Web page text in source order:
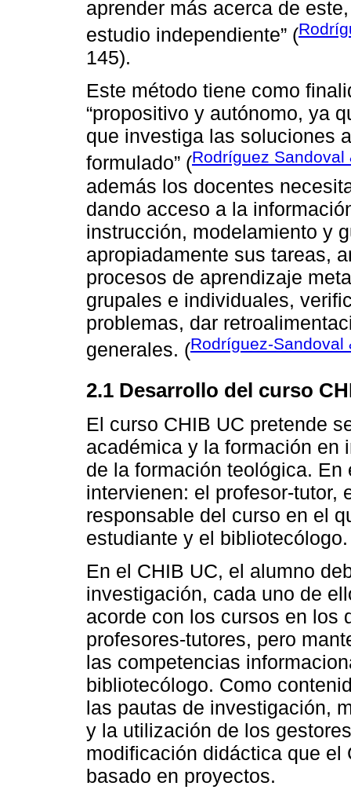
aprender más acerca de
estudio independiente” (
145).
Este método tiene como
“propositivo y autónomo, ya
que investiga las soluciones
formulado” (Rodríguez
además los docentes
dando acceso a la
instrucción, modelamiento y
apropiadamente sus tareas,
procesos de aprendizaje
grupales e individuales,
problemas, dar
generales. (Rodríguez-Sandoval
2.1 Desarrollo del curso
El curso CHIB UC pretende
académica y la formación en
de la formación teológica.
intervienen: el profesor-tutor,
responsable del curso en el
estudiante y el bibliotecólogo.
En el CHIB UC, el alumno
investigación, cada uno de
acorde con los cursos en los
profesores-tutores, pero
las competencias
bibliotecólogo. Como
las pautas de investigación,
y la utilización de los
modificación didáctica que el
basado en proyectos.